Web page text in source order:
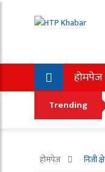
होमपेज
Trending
होमपेज निजी